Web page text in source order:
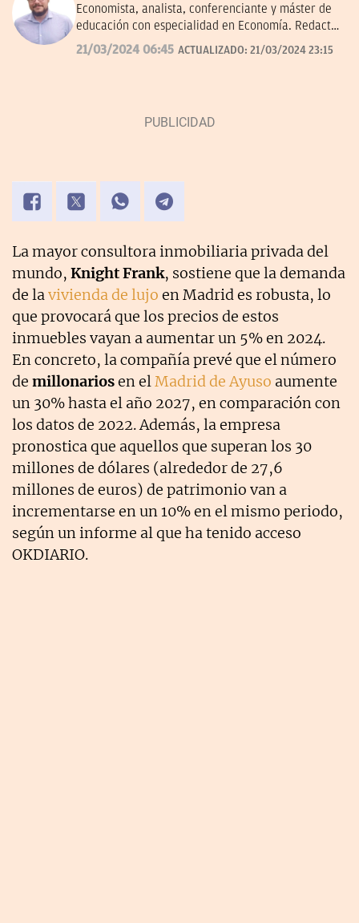
Economista, analista, conferenciante y máster de
educación con especialidad en Economía. Redactor
de economía y empresas en OKDIARIO y autor de
'La economía a través del tiempo' en el Instituto
21/03/2024 06:45 ACTUALIZADO: 21/03/2024 23:15
La mayor consultora inmobiliaria privada del
mundo, Knight Frank, sostiene que la demanda
de lavivienda de lujo en Madrid es robusta, lo
que provocará que los precios de estos
inmuebles vayan a aumentar un 5% en 2024.
En concreto, la compañía prevé que el número
de millonariosen elMadrid de Ayuso aumente
un 30% hasta el año 2027, en comparación con
los datos de 2022. Además, la empresa
pronostica que aquellos que superan los 30
millones de dólares (alrededor de 27,6
millones de euros) de patrimonio van a
incrementarse en un 10% en el mismo periodo,
según un informe al que ha tenido acceso
OKDIARIO.